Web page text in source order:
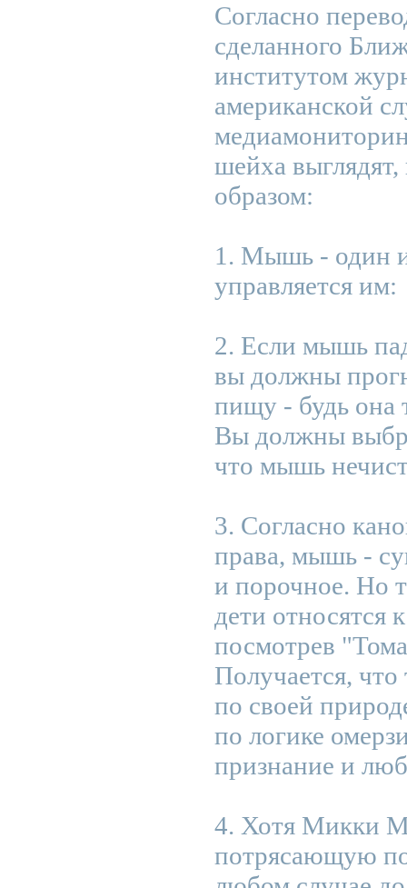
Согласно
сделанного
институтом
американской
шейха
образом:
1. Мышь - один
управляется им:
2. Если мышь
вы должны
пищу - будь она
Вы должны
что мышь
3. Согласно
права, мышь -
и порочное. Но
дети относятся
посмотрев
Получается,
по своей
по логике
признание и
4. Хотя Микки
потрясающую